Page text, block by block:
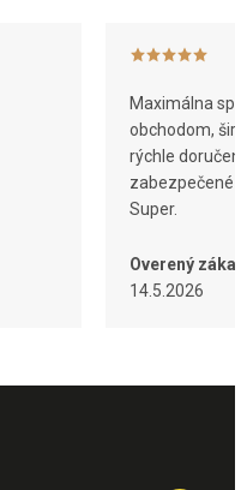
Maximálna
obchodom,
rýchle
zabezpečené
Super.
Overený
14.5.2026